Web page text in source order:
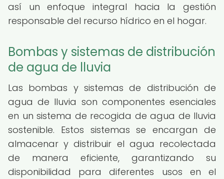
así un enfoque integral hacia la gestión
responsable del recurso hídrico en el hogar.
Bombas y sistemas de distribución
de agua de lluvia
Las bombas y sistemas de distribución de
agua de lluvia son componentes esenciales
en un sistema de recogida de agua de lluvia
sostenible. Estos sistemas se encargan de
almacenar y distribuir el agua recolectada
de manera eficiente, garantizando su
disponibilidad para diferentes usos en el